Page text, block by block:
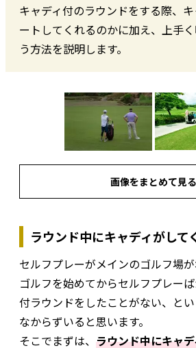
キャディ付のラウンドをする際、
ートしてくれるのかに加え、上手
う方法を説明します。
画像をまとめて見る
ラウンド中にキャディがして
セルフプレーがメインのゴルフ場が
ゴルフを始めてからセルフプレー
付ラウンドをしたことがない、と
なからずいると思います。
そこでまずは、 ラウンド中にキャ